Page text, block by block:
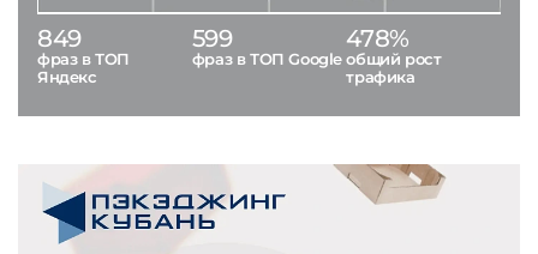
849
фраз в ТОП
Яндекс
599
фраз в ТОП Google
478%
общий рост
трафика